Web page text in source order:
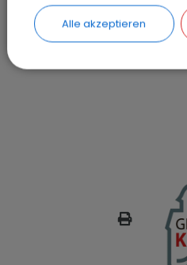
Nichtöffentliche Sitzung
Alle akzeptieren